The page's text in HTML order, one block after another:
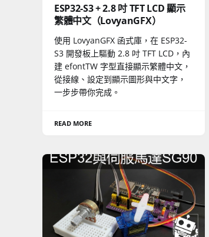
ESP32-S3 + 2.8 吋 TFT LCD 顯示
繁體中文（LovyanGFX）
使用 LovyanGFX 函式庫，在 ESP32-
S3 開發板上驅動 2.8 吋 TFT LCD，內
建 efontTW 字型直接顯示繁體中文，
從接線、設定到顯示圖形與中文字，
一步步帶你完成。
READ MORE